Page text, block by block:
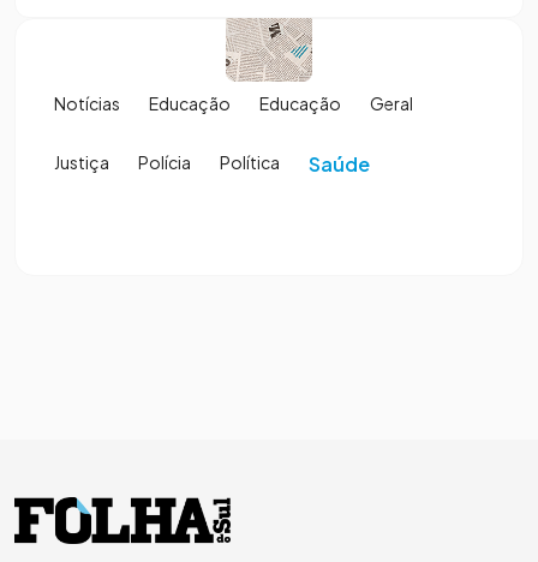
Notícias Educação Educação Geral
Justiça Polícia Política Saúde